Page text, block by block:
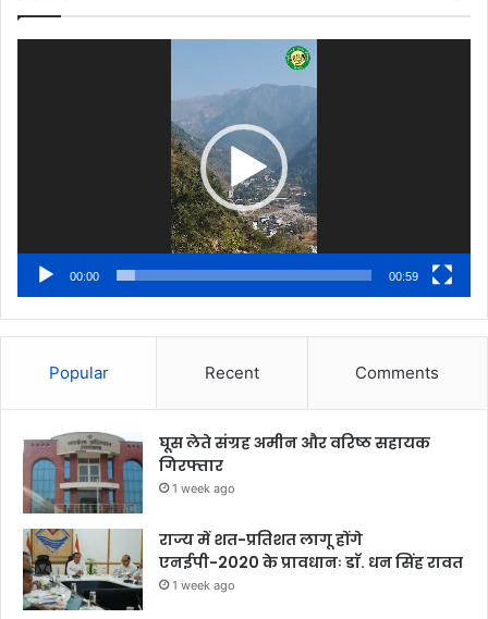
00:00 00:59
Popular Recent Comments
घूस लेते संग्रह अमीन और वरिष्ठ सहायक
गिरफ्तार
1 week ago
राज्य में शत-प्रतिशत लागू होंगे
एनईपी-2020 के प्रावधानः डाॅ. धन सिंह रावत
1 week ago